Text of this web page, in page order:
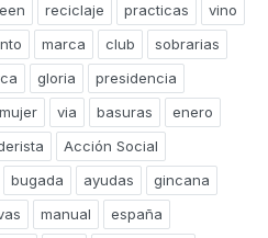
reciclaje practicas
vino
marca club
sobrarias
gloria
presidencia
mujer via basuras
enero
Acción Social
bugada ayudas
gincana
manual
españa